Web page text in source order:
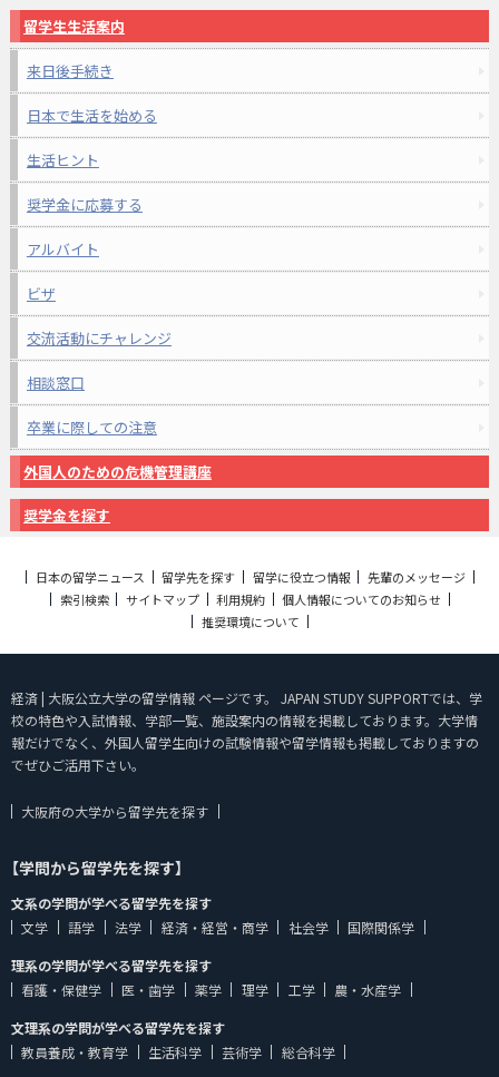
留学生生活案内
来日後手続き
日本で生活を始める
生活ヒント
奨学金に応募する
アルバイト
ビザ
交流活動にチャレンジ
相談窓口
卒業に際しての注意
外国人のための危機管理講座
奨学金を探す
日本の留学ニュース 留学先を探す 留学に役立つ情報
先輩のメッセージ
索引検索
サイトマップ 利用規約
個人情報についてのお知らせ
推奨環境について
経済 | 大阪公立大学の留学情報 ページです。 JAPAN STUDY SUPPORTでは、学
校の特色や入試情報、学部一覧、施設案内の情報を掲載しております。大学情
報だけでなく、外国人留学生向けの試験情報や留学情報も掲載しておりますの
でぜひご活用下さい。
大阪府の大学から留学先を探す
【学問から留学先を探す】
文系の学問が学べる留学先を探す
文学
語学 法学 経済・経営・商学 社会学
国際関係学
理系の学問が学べる留学先を探す
看護・保健学
医・歯学 薬学 理学 工学
農・水産学
文理系の学問が学べる留学先を探す
教員養成・教育学
生活科学 芸術学 総合科学